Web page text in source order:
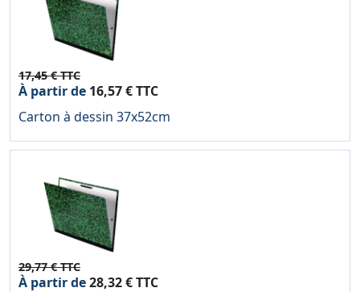
17,45 € TTC
À partir de 16,57 € TTC
Carton à dessin 37x52cm
29,77 € TTC
À partir de28,32 € TTC